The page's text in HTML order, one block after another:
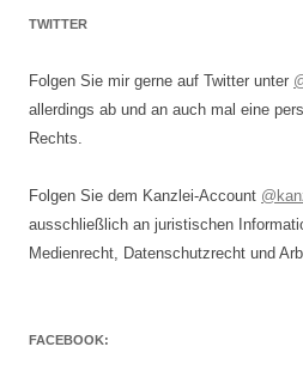
TWITTER
Folgen Sie mir gerne auf Twitter unter
allerdings ab und an auch mal eine
Rechts.
Folgen Sie dem Kanzlei-Account
ausschließlich an juristischen
Medienrecht, Datenschutzrecht und
FACEBOOK: